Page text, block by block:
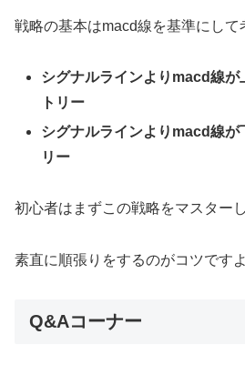
戦略の基本はmacd線を基準にして
シグナルラインよりmacd線が
トリー
シグナルラインよりmacd線が
リー
初心者はまずこの戦略をマスター
素直に順張りをするのがコツですよ
Q&Aコーナー